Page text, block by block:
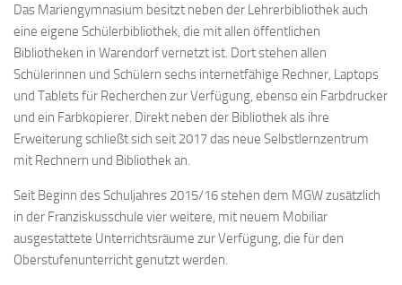
Das Mariengymnasium besitzt neben der Lehrerbibliothek auch
eine eigene Schülerbibliothek, die mit allen öffentlichen
Bibliotheken in Warendorf vernetzt ist. Dort stehen allen
Schülerinnen und Schülern sechs internetfähige Rechner, Laptops
und Tablets für Recherchen zur Verfügung, ebenso ein Farbdrucker
und ein Farbkopierer. Direkt neben der Bibliothek als ihre
Erweiterung schließt sich seit 2017 das neue Selbstlernzentrum
mit Rechnern und Bibliothek an.
Seit Beginn des Schuljahres 2015/16 stehen dem MGW zusätzlich
in der Franziskusschule vier weitere, mit neuem Mobiliar
ausgestattete Unterrichtsräume zur Verfügung, die für den
Oberstufenunterricht genutzt werden.